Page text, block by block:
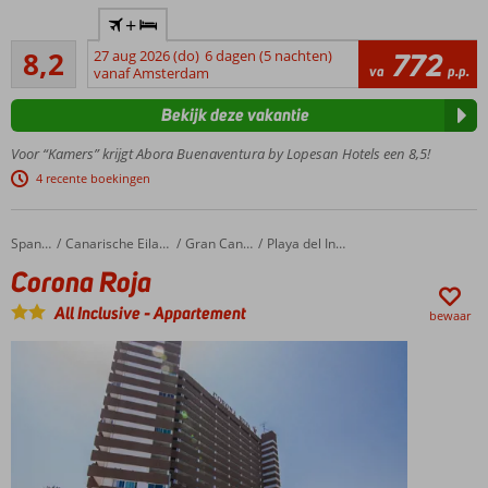
nabij
het
strand
jong en
oud
Niet 1, maar
2 grote
Stranddag?
Gebruik de
Inclusive
mogelijk
8,2Zeer goed
273
beoordelingen
+
27 aug 2026 (do) 6 dagen (5 nachten)
vanaf Amsterdam
va 772 p.p.
Voor “Kamers” krijgt Abora Buenaventura by Lopesan Hotels een 8,5!
4 recente boekingen
Bekijk deze vakantie
Home Spanje Canarische Eilanden Gran Canaria Playa del Ingles
Corona Roja
Corona Roja
All Inclusive-Appartement bewaar